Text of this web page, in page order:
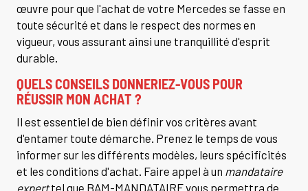
œuvre pour que l'achat de votre Mercedes se fasse en
toute sécurité et dans le respect des normes en
vigueur, vous assurant ainsi une tranquillité d'esprit
durable.
QUELS CONSEILS DONNERIEZ-VOUS POUR
RÉUSSIR MON ACHAT ?
Il est essentiel de bien définir vos critères avant
d'entamer toute démarche. Prenez le temps de vous
informer sur les différents modèles, leurs spécificités
et les conditions d'achat. Faire appel à un mandataire
experttel que BAM-MANDATAIRE vous permettra de